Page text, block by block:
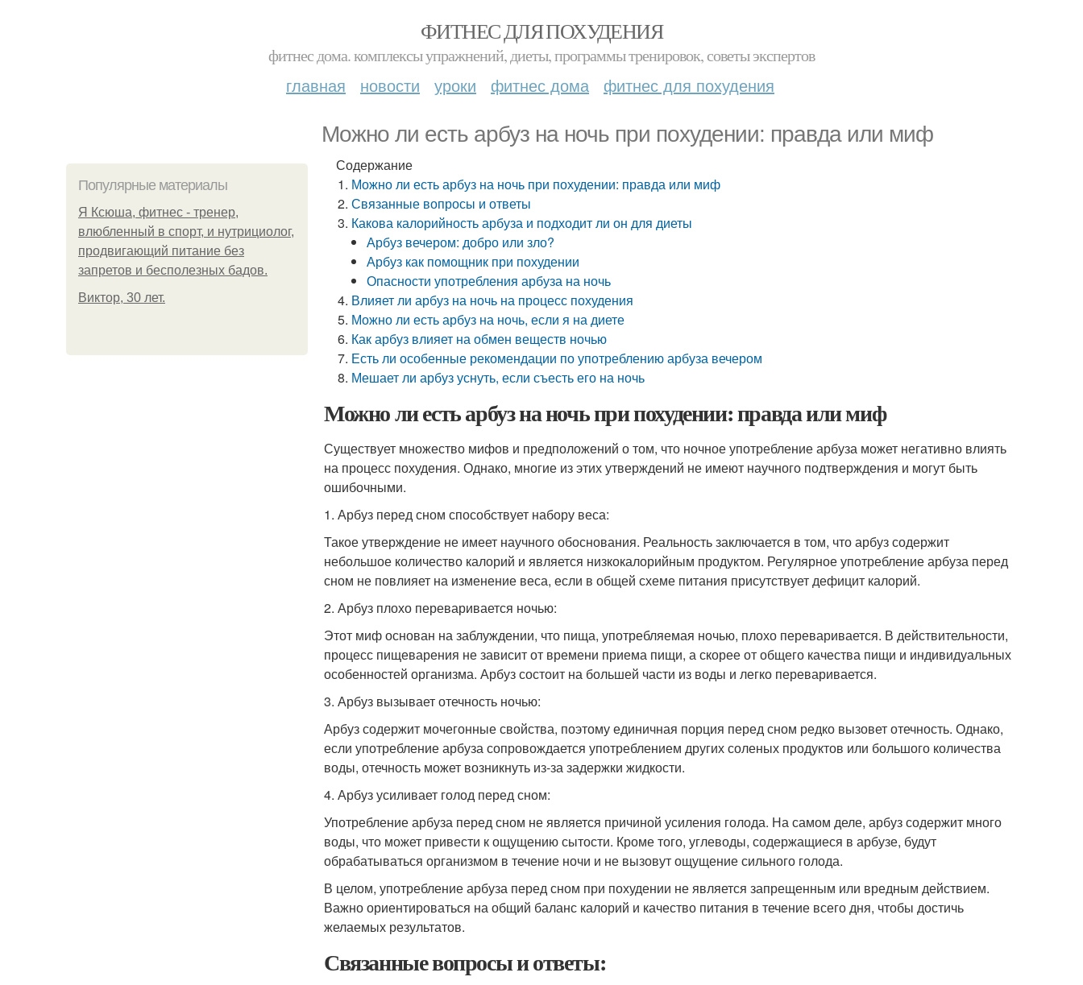
ФИТНЕС ДЛЯ ПОХУДЕНИЯ
фитнес дома. комплексы упражнений, диеты, программы тренировок, советы экспертов
главная новости уроки фитнес дома фитнес для похудения
Можно ли есть арбуз на ночь при похудении: правда или миф
Популярные материалы
Я Ксюша, фитнес - тренер,
влюбленный в спорт, и нутрициолог,
продвигающий питание без
запретов и бесполезных бадов.
Виктор, 30 лет.
Содержание
Можно ли есть арбуз на ночь при похудении: правда или миф
Связанные вопросы и ответы
Какова калорийность арбуза и подходит ли он для диеты
Арбуз вечером: добро или зло?
Арбуз как помощник при похудении
Опасности употребления арбуза на ночь
Влияет ли арбуз на ночь на процесс похудения
Можно ли есть арбуз на ночь, если я на диете
Как арбуз влияет на обмен веществ ночью
Есть ли особенные рекомендации по употреблению арбуза вечером
Мешает ли арбуз уснуть, если съесть его на ночь
Можно ли есть арбуз на ночь при похудении: правда или миф
Существует множество мифов и предположений о том, что ночное употребление арбуза может негативно влиять
на процесс похудения. Однако, многие из этих утверждений не имеют научного подтверждения и могут быть
ошибочными.
1. Арбуз перед сном способствует набору веса:
Такое утверждение не имеет научного обоснования. Реальность заключается в том, что арбуз содержит
небольшое количество калорий и является низкокалорийным продуктом. Регулярное употребление арбуза перед
сном не повлияет на изменение веса, если в общей схеме питания присутствует дефицит калорий.
2. Арбуз плохо переваривается ночью:
Этот миф основан на заблуждении, что пища, употребляемая ночью, плохо переваривается. В действительности,
процесс пищеварения не зависит от времени приема пищи, а скорее от общего качества пищи и индивидуальных
особенностей организма. Арбуз состоит на большей части из воды и легко переваривается.
3. Арбуз вызывает отечность ночью:
Арбуз содержит мочегонные свойства, поэтому единичная порция перед сном редко вызовет отечность. Однако,
если употребление арбуза сопровождается употреблением других соленых продуктов или большого количества
воды, отечность может возникнуть из-за задержки жидкости.
4. Арбуз усиливает голод перед сном:
Употребление арбуза перед сном не является причиной усиления голода. На самом деле, арбуз содержит много
воды, что может привести к ощущению сытости. Кроме того, углеводы, содержащиеся в арбузе, будут
обрабатываться организмом в течение ночи и не вызовут ощущение сильного голода.
В целом, употребление арбуза перед сном при похудении не является запрещенным или вредным действием.
Важно ориентироваться на общий баланс калорий и качество питания в течение всего дня, чтобы достичь
желаемых результатов.
Связанные вопросы и ответы: